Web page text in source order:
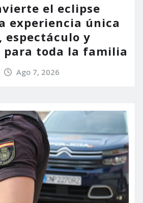
el eclipse
experiencia única
espectáculo y
para toda la familia
Ago 7, 2026